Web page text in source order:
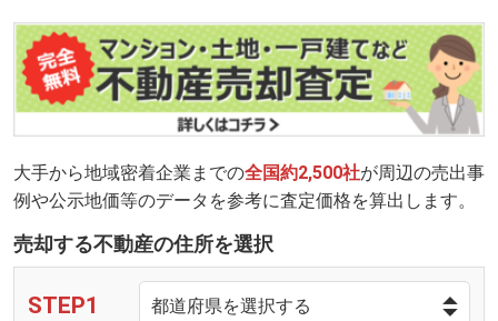
大手から地域密着企業までの全国約2,500社が周辺の売出事
例や公示地価等のデータを参考に査定価格を算出します。
売却する不動産の住所を選択
STEP1